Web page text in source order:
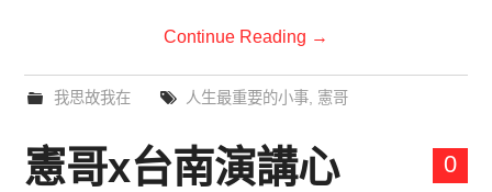
Continue Reading →
我思故我在 人生最重要的小事, 憲哥
0
憲哥x台南演講心